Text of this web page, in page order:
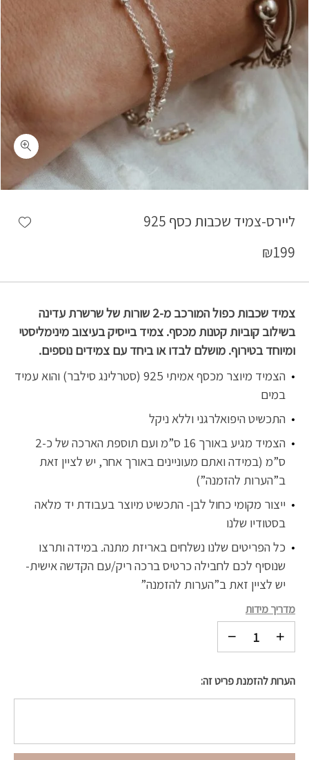
ליירס-צמיד שכבות כסף 925
₪199
צמיד שכבות כפול המורכב מ-2 שורות של שרשרת עדינה
בשילוב קוביות קטנות מכסף. צמיד בייסיק בעיצוב מינימליסטי
ומיוחד בטירוף. מושלם לבדו או ביחד עם צמידים נוספים.
הצמיד מיוצר מכסף אמיתי 925 (סטרלינג סילבר) והוא עמיד
במים
התכשיט היפואלרגני וללא ניקל
הצמיד מגיע באורך 16 ס”מ ועם תוספת הארכה של כ-2
ס”מ (במידה ואתם מעוניינים באורך אחר, יש לציין זאת
ב”הערות להזמנה”)
ייצור מקומי כחול לבן- התכשיט מיוצר בעבודת יד מלאה
בסטודיו שלנו
כל הפריטים שלנו נשלחים באריזת מתנה. במידה ותרצו
שנוסיף לכם לחבילה כרטיס ברכה ריק/עם הקדשה אישית-
יש לציין זאת ב”הערות להזמנה”
מדריך מידות
הערות להזמנת פריט זה: